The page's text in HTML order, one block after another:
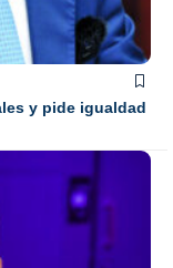
y pide igualdad